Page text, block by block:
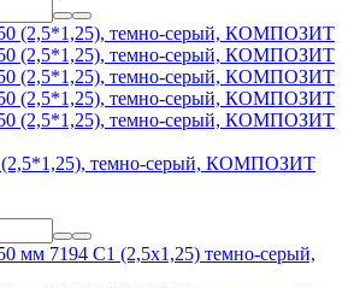
(2,5*1,25), темно-серый, КОМПОЗИТ